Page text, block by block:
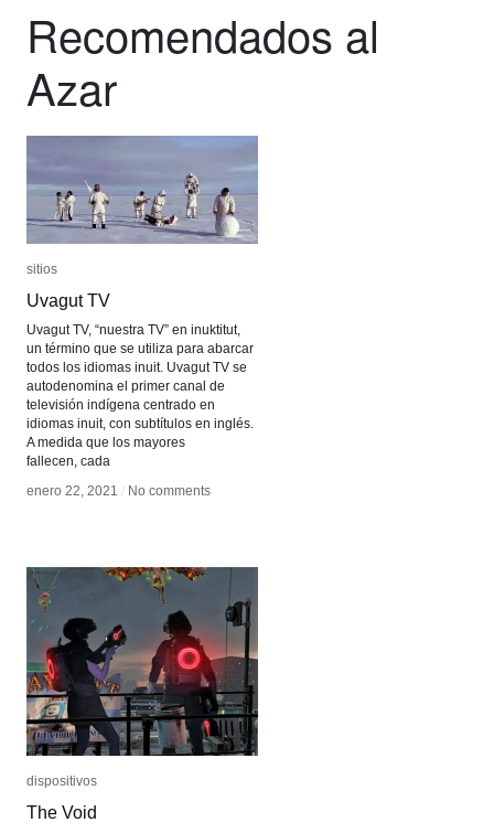
Recomendados al
Azar
sitios
Uvagut TV
Uvagut TV, “nuestra TV” en inuktitut,
un término que se utiliza para abarcar
todos los idiomas inuit. Uvagut TV se
autodenomina el primer canal de
televisión indígena centrado en
idiomas inuit, con subtítulos en inglés.
A medida que los mayores
fallecen, cada
enero 22, 2021 / No comments
sitios
Uvagut TV
enero 22, 2021 / No comments
dispositivos
The Void
dispositivos
The Void